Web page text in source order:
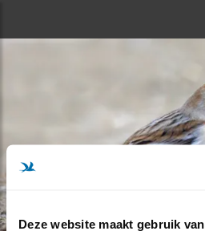
Deze website maakt gebruik